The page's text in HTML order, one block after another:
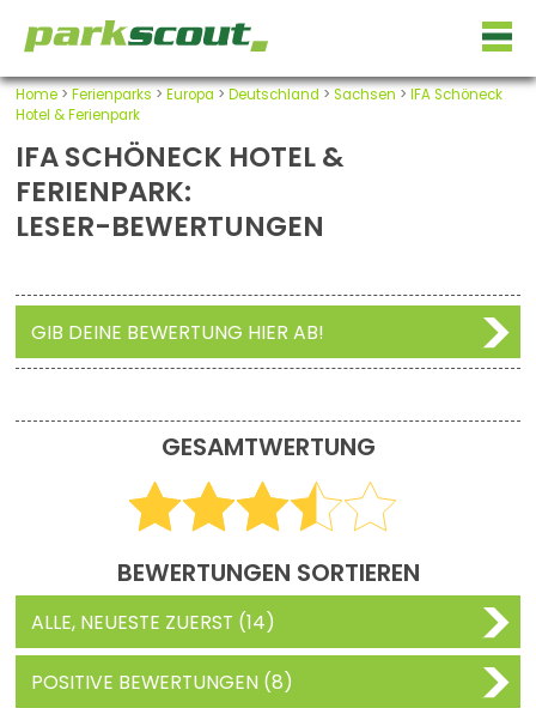
Home> Ferienparks > Europa > Deutschland > Sachsen > IFA Schöneck
Hotel & Ferienpark
IFA SCHÖNECK HOTEL &
FERIENPARK:
LESER-BEWERTUNGEN
GIB DEINE BEWERTUNG HIER AB!
GESAMTWERTUNG
BEWERTUNGEN SORTIEREN
ALLE, NEUESTE ZUERST (14)
POSITIVE BEWERTUNGEN (8)